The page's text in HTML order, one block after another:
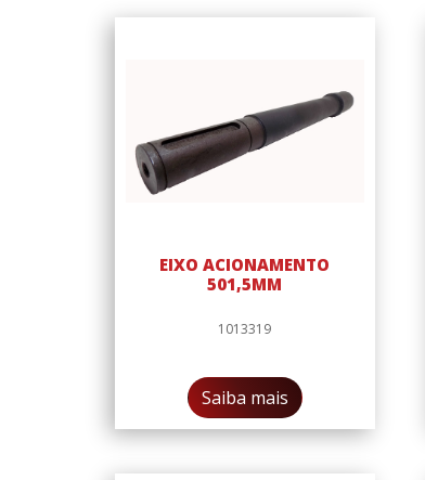
EIXO ACIONAMENTO
501,5MM
1013319
Saiba mais